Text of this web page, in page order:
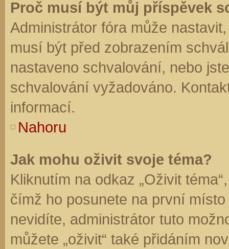
Proč musí být můj příspěvek
Administrátor fóra může
musí být před zobrazením
nastaveno schvalování, nebo
schvalování vyžadováno.
informací.
Nahoru
Jak mohu oživit svoje téma?
Kliknutím na odkaz „Oživit
čímž ho posunete na první
nevidíte, administrátor tuto
můžete „oživit“ také přidáním